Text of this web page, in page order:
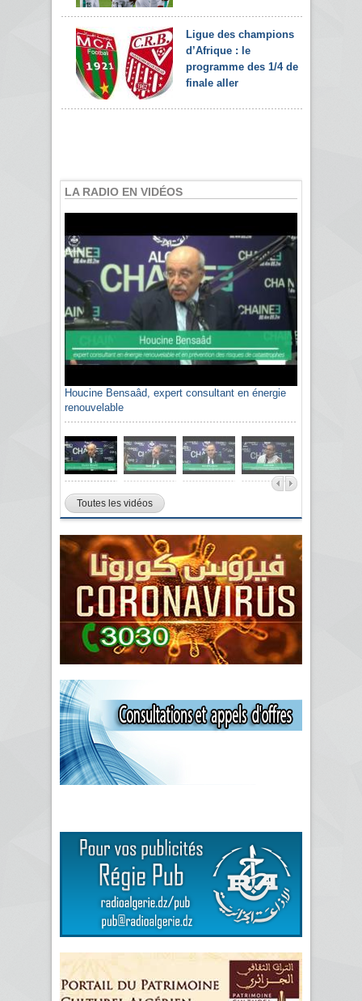
Ligue des champions
d’Afrique : le
programme des 1/4 de
finale aller
LA RADIO EN VIDÉOS
Houcine Bensaâd, expert consultant en énergie
renouvelable
Toutes les vidéos